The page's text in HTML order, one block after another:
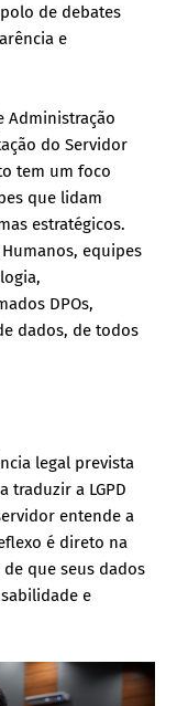
de debates
e
Administração
do Servidor
tem um foco
que lidam
estratégicos.
equipes
DPOs,
dados, de todos
legal prevista
traduzir a LGPD
entende a
é direto na
que seus dados
e